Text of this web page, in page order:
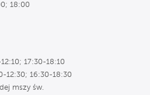
18:00
17:30-18:10
12:30; 16:30-18:30
mszy św.